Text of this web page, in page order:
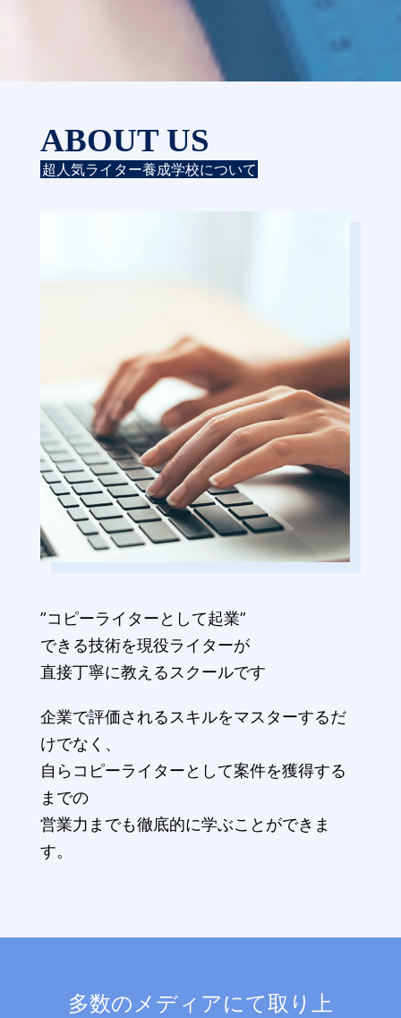
ABOUT US
超人気ライター養成学校について
”コピーライターとして起業”
できる技術を現役ライターが
直接丁寧に教えるスクールです
企業で評価されるスキルをマスターするだ
けでなく、
自らコピーライターとして案件を獲得する
までの
営業力までも徹底的に学ぶことができま
す。
多数のメディアにて取り上